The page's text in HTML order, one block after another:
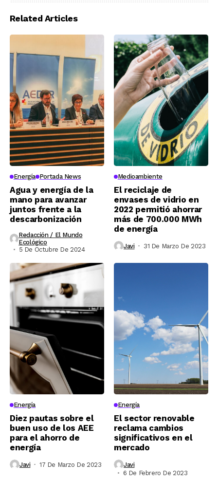
Related Articles
Energía Portada News
Agua y energía de la
mano para avanzar
juntos frente a la
descarbonización
Redacción / El Mundo
Ecológico
5 De Octubre De 2024
Medioambiente
El reciclaje de
envases de vidrio en
2022 permitió ahorrar
más de 700.000 MWh
de energía
Javi 31 De Marzo De 2023
Energía
Diez pautas sobre el
buen uso de los AEE
para el ahorro de
energía
Javi 17 De Marzo De 2023
Energía
El sector renovable
reclama cambios
significativos en el
mercado
Javi
6 De Febrero De 2023